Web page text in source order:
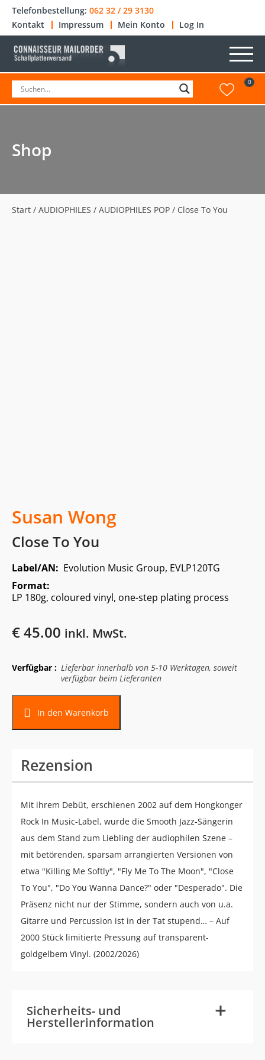
Telefonbestellung: 062 32 / 29 3130
Kontakt
Impressum Mein Konto Log In
0
Shop
Start / AUDIOPHILES / AUDIOPHILES POP / Close To You
Susan Wong
Close To You
Label/AN: Evolution Music Group, EVLP120TG
Format:
LP 180g, coloured vinyl, one-step plating process
€45.00 inkl. MwSt.
Verfügbar : Lieferbar innerhalb von 5-10 Werktagen, soweit
verfügbar beim Lieferanten
In den Warenkorb
Rezension
Mit ihrem Debüt, erschienen 2002 auf dem Hongkonger
Rock In Music-Label, wurde die Smooth Jazz-Sängerin
aus dem Stand zum Liebling der audiophilen Szene –
mit betörenden, sparsam arrangierten Versionen von
etwa "Killing Me Softly", "Fly Me To The Moon", "Close
To You", "Do You Wanna Dance?" oder "Desperado". Die
Präsenz nicht nur der Stimme, sondern auch von u.a.
Gitarre und Percussion ist in der Tat stupend… – Auf
2000 Stück limitierte Pressung auf transparent-
goldgelbem Vinyl. (2002/2026)
Sicherheits- und
Herstellerinformation +
-